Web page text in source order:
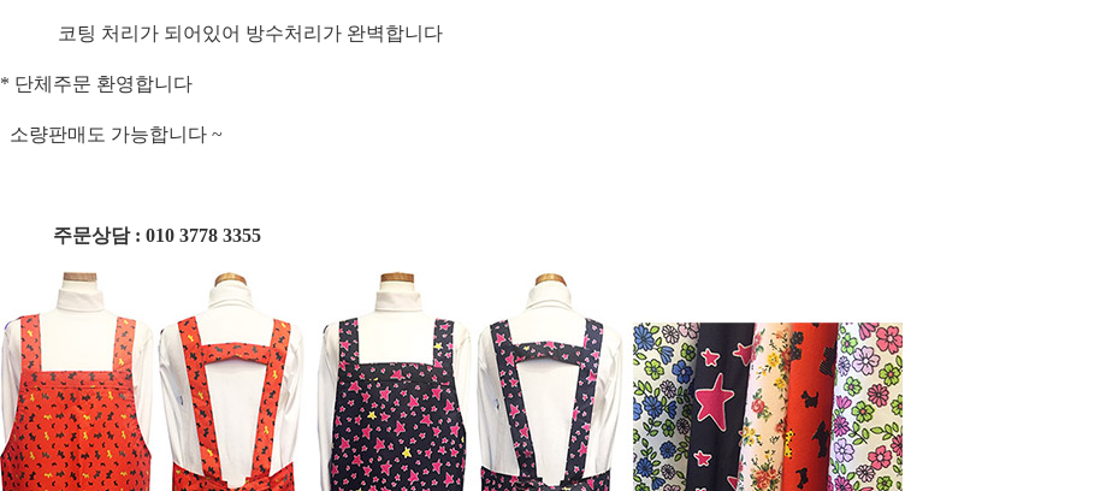
코팅 처리가 되어있어 방수처리가 완벽합니다
* 단체주문 환영합니다
소량판매도 가능합니다 ~
주문상담 : 010 3778 3355